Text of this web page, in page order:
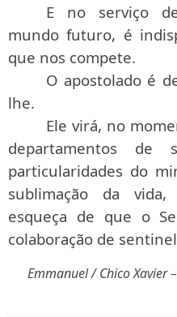
E no serviço
mundo futuro, é
que nos compete.
O apostolado é
lhe.
Ele virá, no
departamentos de
particularidades do
sublimação da
esqueça de que o
colaboração de
Emmanuel / Chico Xavier